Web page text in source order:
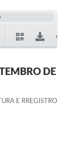
DE
E RREGISTRO